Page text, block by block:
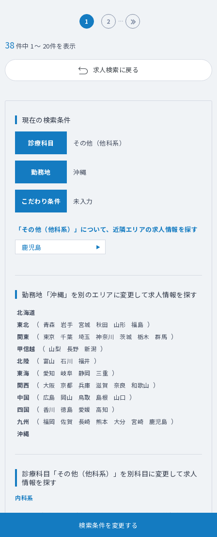
1 2
38 件中 1～ 20件を表示
求人検索に戻る
検索条件を変更する
現在の検索条件
診療科目 その他（他科系）
勤務地 沖縄
こだわり条件 未入力
「その他（他科系）」について、近隣エリアの求人情報を探す
鹿児島
勤務地「沖縄」を別のエリアに変更して求人情報を探す
北海道
東北
（ 青森 岩手 宮城 秋田 山形 福島 ）
関東 （ 東京 千葉 埼玉 神奈川 茨城 栃木 群馬 ）
甲信越 （ 山梨 長野 新潟 ）
北陸 （ 富山 石川 福井 ）
東海 （ 愛知 岐阜 静岡 三重 ）
関西 （ 大阪 京都 兵庫 滋賀 奈良 和歌山 ）
中国 （ 広島 岡山 鳥取 島根 山口 ）
四国 （ 香川 徳島 愛媛 高知 ）
九州 （ 福岡 佐賀 長崎 熊本 大分 宮崎 鹿児島 ）
沖縄
診療科目「その他（他科系）」を別科目に変更して求人
情報を探す
内科系
内科・一般内科 消化器内科 循環器内科
神経内科
心療内科 リウマチ科